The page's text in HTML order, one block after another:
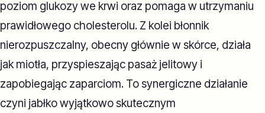
poziom glukozy we krwi oraz pomaga w utrzymaniu
prawidłowego cholesterolu. Z kolei błonnik
nierozpuszczalny, obecny głównie w skórce, działa
jak miotła, przyspieszając pasaż jelitowy i
zapobiegając zaparciom. To synergiczne działanie
czyni jabłko wyjątkowo skutecznym